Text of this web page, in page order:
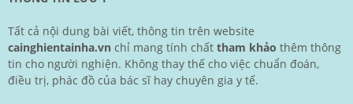
Tất cả nội dung bài viết, thông tin trên website
cainghientainha.vn chỉ mang tính chất tham khảo thêm thông
tin cho người nghiện. Không thay thế cho việc chuẩn đoán,
điều trị, phác đồ của bác sĩ hay chuyên gia y tế.